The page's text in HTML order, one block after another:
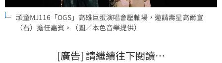
頑童MJ116「OGS」高雄巨蛋演唱會壓軸場，邀請壽星高爾宣
（右）擔任嘉賓。（圖／本色音樂提供）
[廣告] 請繼續往下閱讀…